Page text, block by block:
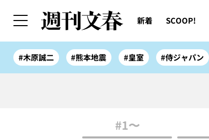
新着 SCOOP!
#木原誠二 #熊本地震 #皇室 #侍ジャパン
#1〜